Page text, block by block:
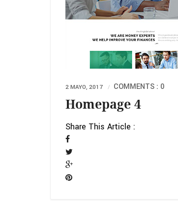
2 MAYO, 2017 COMMENTS : 0
Homepage 4
Share This Article :